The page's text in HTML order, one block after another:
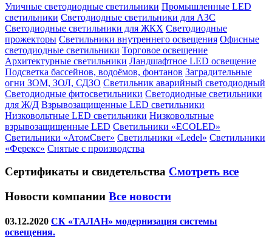
Уличные светодиодные светильники Промышленные LED
светильники Светодиодные светильники для АЗС
Светодиодные светильники для ЖКХ Светодиодные
прожекторы Светильники внутреннего освещения Офисные
светодиодные светильники Торговое освещение
Архитектурные светильники Ландшафтное LED освещение
Подсветка бассейнов, водоёмов, фонтанов Заградительные
огни ЗОМ, ЗОЛ, СДЗО Светильник аварийный светодиодный
Светодиодные фитосветильники Светодиодные светильники
для Ж/Д Взрывозащищенные LED светильники
Низковольтные LED светильники Низковольтные
взрывозащищенные LED Светильники «ECOLED»
Светильники «АтомСвет» Светильники «Ledel» Светильники
«Ферекс» Снятые с производства
Сертификаты и свидетельства Смотреть все
Новости компании Все новости
03.12.2020 СК «ТАЛАН» модернизация системы
освещения.